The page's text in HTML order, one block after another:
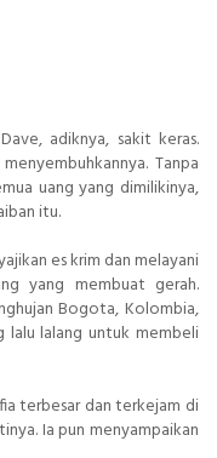
adiknya, sakit keras.
Tanpa
uang yang dimilikinya,
itu.
es krim dan melayani
yang membuat gerah.
Bogota, Kolombia,
lalu lalang untuk membeli
terbesar dan terkejam di
Ia pun menyampaikan